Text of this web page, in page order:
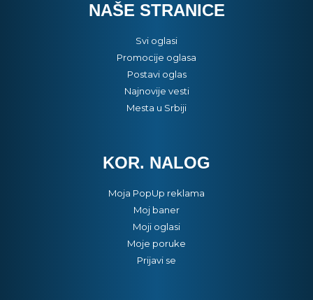
NAŠE STRANICE
Svi oglasi
Promocije oglasa
Postavi oglas
Najnovije vesti
Mesta u Srbiji
KOR. NALOG
Moja PopUp reklama
Moj baner
Moji oglasi
Moje poruke
Prijavi se